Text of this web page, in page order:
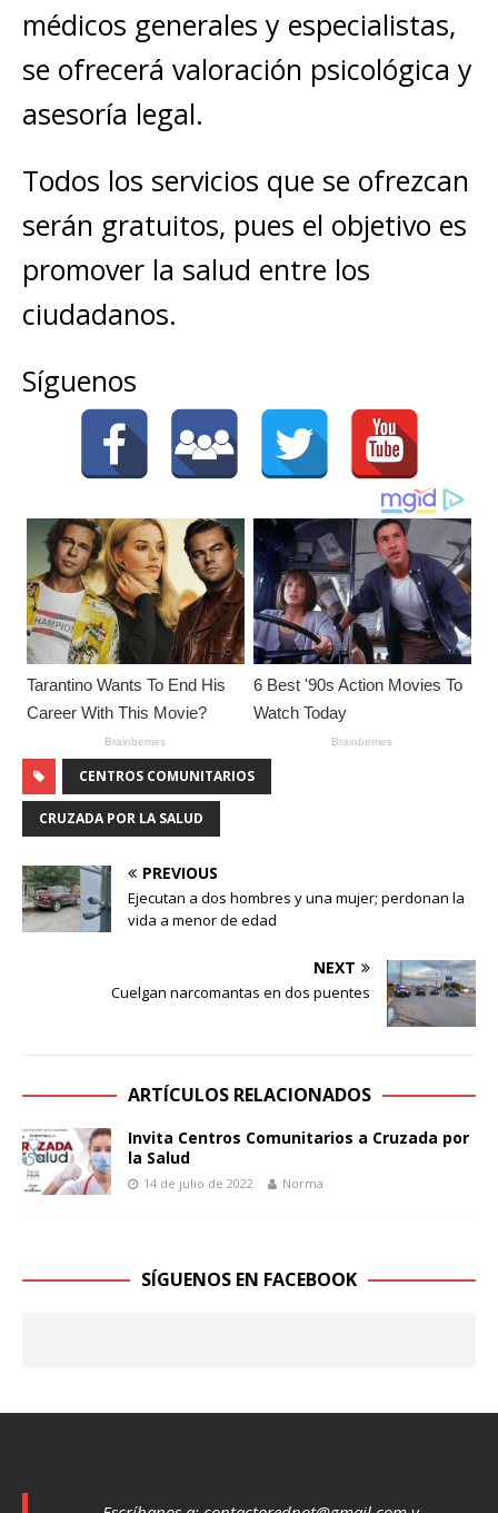
médicos generales y especialistas,
se ofrecerá valoración psicológica y
asesoría legal.
Todos los servicios que se ofrezcan
serán gratuitos, pues el objetivo es
promover la salud entre los
ciudadanos.
Síguenos
CENTROS COMUNITARIOS
CRUZADA POR LA SALUD
PREVIOUS
Ejecutan a dos hombres y una mujer; perdonan la
vida a menor de edad
NEXT
Cuelgan narcomantas en dos puentes
ARTÍCULOS RELACIONADOS
Invita Centros Comunitarios a Cruzada por
la Salud
14 de julio de 2022 Norma
SÍGUENOS EN FACEBOOK